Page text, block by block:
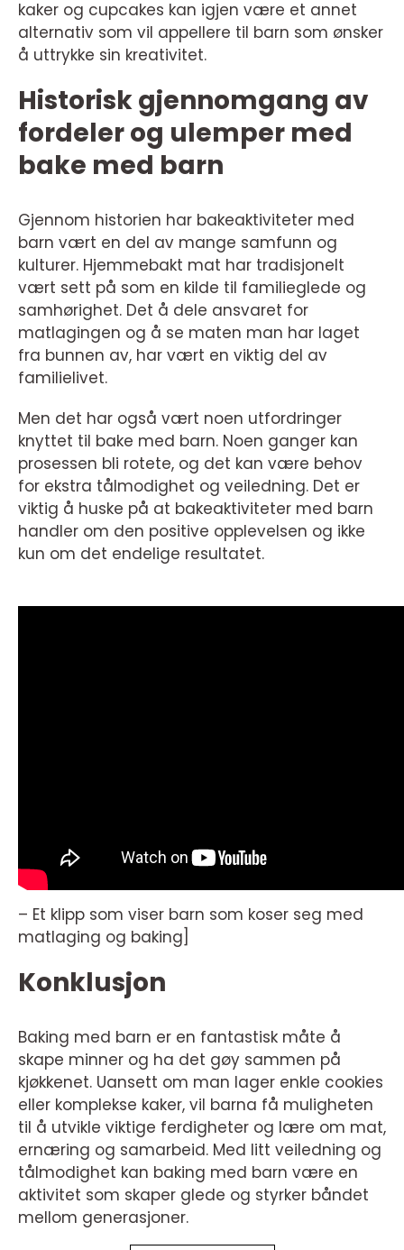
kaker og cupcakes kan igjen være et annet
alternativ som vil appellere til barn som ønsker
å uttrykke sin kreativitet.
Historisk gjennomgang av
fordeler og ulemper med
bake med barn
Gjennom historien har bakeaktiviteter med
barn vært en del av mange samfunn og
kulturer. Hjemmebakt mat har tradisjonelt
vært sett på som en kilde til familieglede og
samhørighet. Det å dele ansvaret for
matlagingen og å se maten man har laget
fra bunnen av, har vært en viktig del av
familielivet.
Men det har også vært noen utfordringer
knyttet til bake med barn. Noen ganger kan
prosessen bli rotete, og det kan være behov
for ekstra tålmodighet og veiledning. Det er
viktig å huske på at bakeaktiviteter med barn
handler om den positive opplevelsen og ikke
kun om det endelige resultatet.
– Et klipp som viser barn som koser seg med
matlaging og baking]
Konklusjon
Baking med barn er en fantastisk måte å
skape minner og ha det gøy sammen på
kjøkkenet. Uansett om man lager enkle cookies
eller komplekse kaker, vil barna få muligheten
til å utvikle viktige ferdigheter og lære om mat,
ernæring og samarbeid. Med litt veiledning og
tålmodighet kan baking med barn være en
aktivitet som skaper glede og styrker båndet
mellom generasjoner.